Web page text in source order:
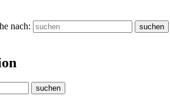
nach: suchen
suchen